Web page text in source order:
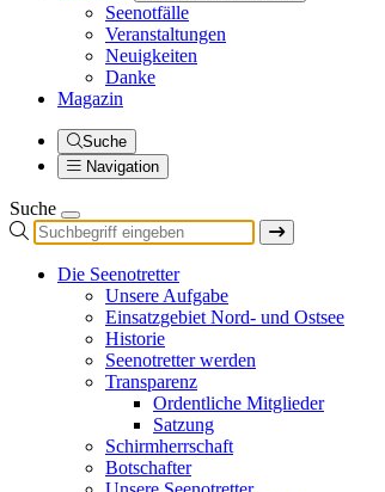
Seenotfälle
Veranstaltungen
Neuigkeiten
Danke
Magazin
Suche
Navigation
Suche
Die Seenotretter
Unsere Aufgabe
Einsatzgebiet Nord- und Ostsee
Historie
Seenotretter werden
Transparenz
Ordentliche Mitglieder
Satzung
Schirmherrschaft
Botschafter